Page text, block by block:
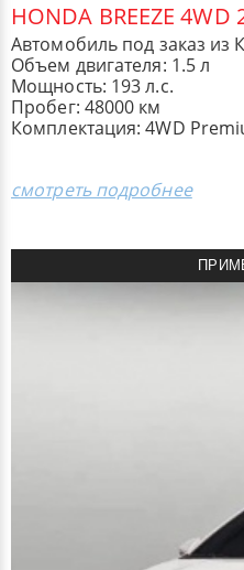
HONDA BREEZE 4WD
Автомобиль под заказ из
Объем двигателя: 1.5 л
Мощность: 193 л.с.
Пробег: 48000 км
Комплектация: 4WD
смотреть подробнее